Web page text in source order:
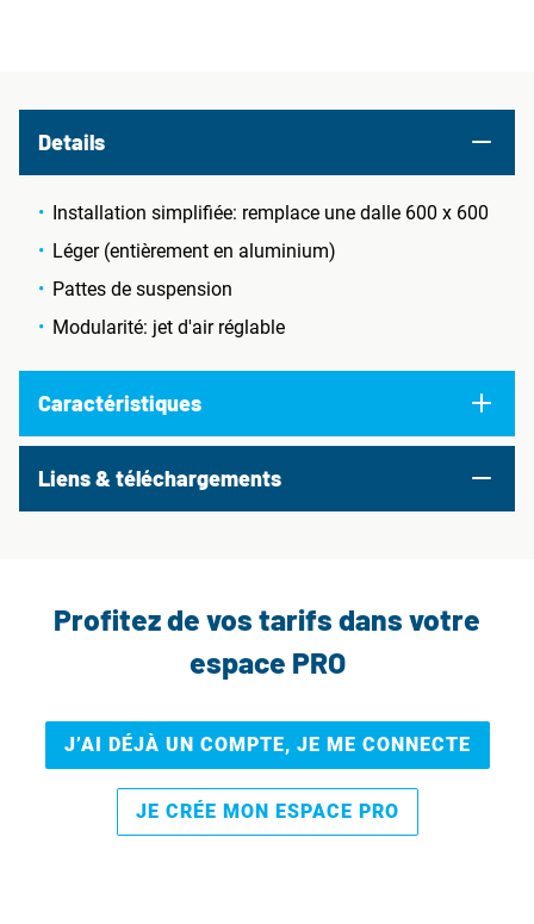
Details
Installation simplifiée: remplace une dalle 600 x 600
Léger (entièrement en aluminium)
Pattes de suspension
Modularité: jet d'air réglable
Caractéristiques
Liens & téléchargements
Profitez de vos tarifs dans votre
espace PRO
J’AI DÉJÀ UN COMPTE, JE ME CONNECTE
JE CRÉE MON ESPACE PRO